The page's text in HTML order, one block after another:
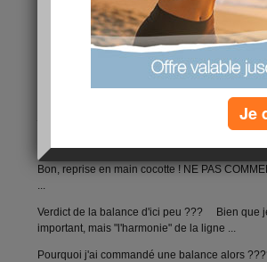
parce que un petit truc ne va pas comme
placard ... ANDOUILLE !
L'été au moins, quand y'a un truc comme ça,
J'ai envie de snickers, de sundae caramel de
ce genre ... C'est "mauvais signe" ...
j'ai envie de cuisiner, mais j'ai pas le temps ..
Bon, reprise en main cocotte ! NE PAS
...
Verdict de la balance d'ici peu ??? Bien que
important, mais "l'harmonie" de la ligne ...
Pourquoi j'ai commandé une balance alors
Je